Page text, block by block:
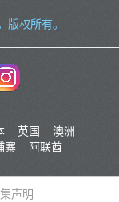
版权所有。
英国
澳洲
寨
阿联酋
声明